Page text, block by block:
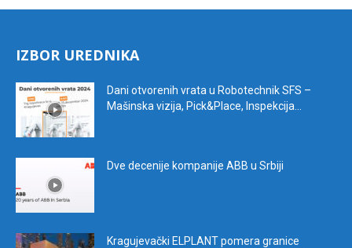
IZBOR UREDNIKA
Dani otvorenih vrata u Robotechnik SFS –
Mašinska vizija, Pick&Place, Inspekcija...
Dve decenije kompanije ABB u Srbiji
Kragujevački ELPLANT pomera granice